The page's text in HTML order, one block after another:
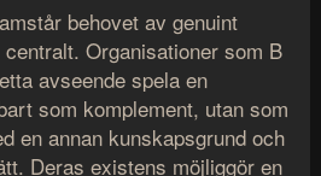
behovet av genuint
Organisationer som B
avseende spela en
som komplement, utan som
en annan kunskapsgrund och
Deras existens möjliggör en